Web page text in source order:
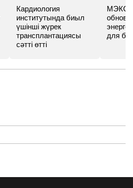
Кардиология
институтында биыл
үшінші жүрек
трансплантациясы
сәтті өтті
МЭКС -
для